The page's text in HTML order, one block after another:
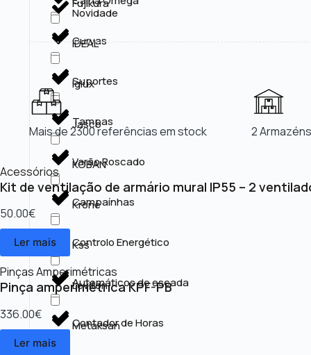
Curvas
Suportes
Tampas
Varão Roscado
Campaínhas
Controlo Energético
Automáticos de escada
Contador de Horas
Fujikura
IDEAL
Iglux
Jasco
KOBAN
Krone
Kss
Leviton
Metaksan
Novidade
Mais de 2300 referências em stock 2
Acessórios
Kit de ventilação de armário mural IP55 – 2
50.00€
Ler mais
Pinças Amperimétricas
Pinça amperimétrica KPF-PB
336.00€
Ler mais